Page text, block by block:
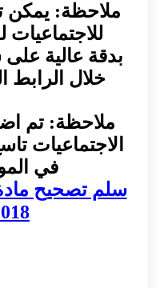
ملاحظة: يمكن
خلال الرابط
ملاحظة: تم
في
سلم تصحيح مادة
2018